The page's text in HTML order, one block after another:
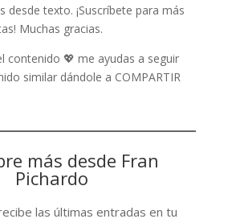
desde texto. ¡Suscríbete para más
Muchas gracias.
contenido 💖 me ayudas a seguir
similar dándole a COMPARTIR
más desde Fran
Pichardo
las últimas entradas en tu